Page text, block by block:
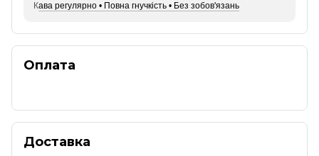
Кава регулярно • Повна гнучкість • Без зобов'язань
Оплата
Доставка